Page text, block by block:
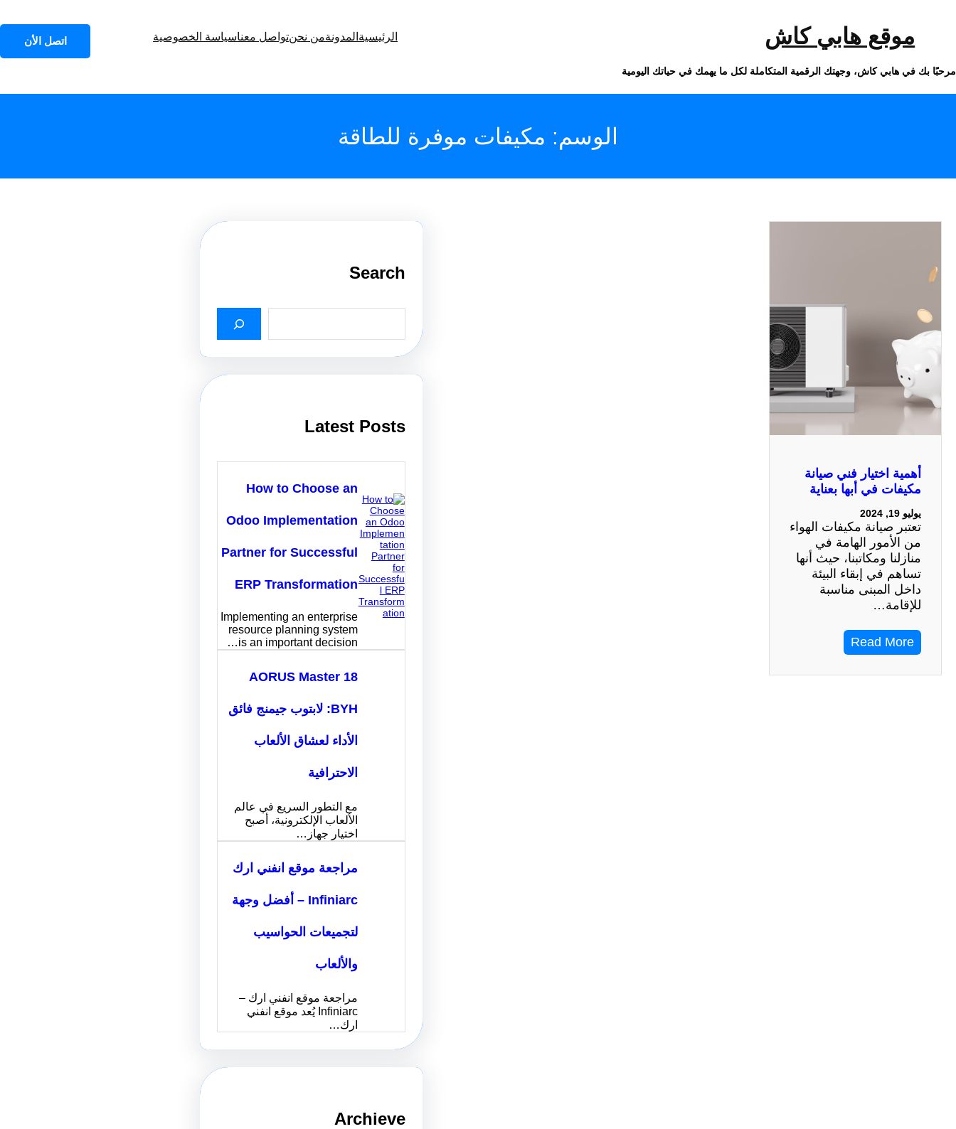
موقع هابي كاش الرئيسية المدونةمن نحنتواصل معناسياسة الخصوصية اتصل الأن
مرحبًا بك في هابي كاش، وجهتك الرقمية المتكاملة لكل ما يهمك في حياتك اليومية
الوسم: مكيفات موفرة للطاقة
أهمية اختيار فني صيانة
مكيفات في أبها بعناية
يوليو 19, 2024
تعتبر صيانة مكيفات الهواء
من الأمور الهامة في
منازلنا ومكاتبنا، حيث أنها
تساهم في إبقاء البيئة
داخل المبنى مناسبة
للإقامة…
Read More
Search
c
Latest Posts
How to Choose an
Odoo Implementation
Partner for Successful
ERP Transformation
Implementing an enterprise
resource planning system
is an important decision…
AORUS Master 18
BYH: لابتوب جيمنج فائق
الأداء لعشاق الألعاب
الاحترافية
مع التطور السريع في عالم
الألعاب الإلكترونية، أصبح
اختيار جهاز…
مراجعة موقع انفني ارك
Infiniarc – أفضل وجهة
لتجميعات الحواسيب
والألعاب
مراجعة موقع انفني ارك –
Infiniarc يُعد موقع انفني
ارك…
Archieve